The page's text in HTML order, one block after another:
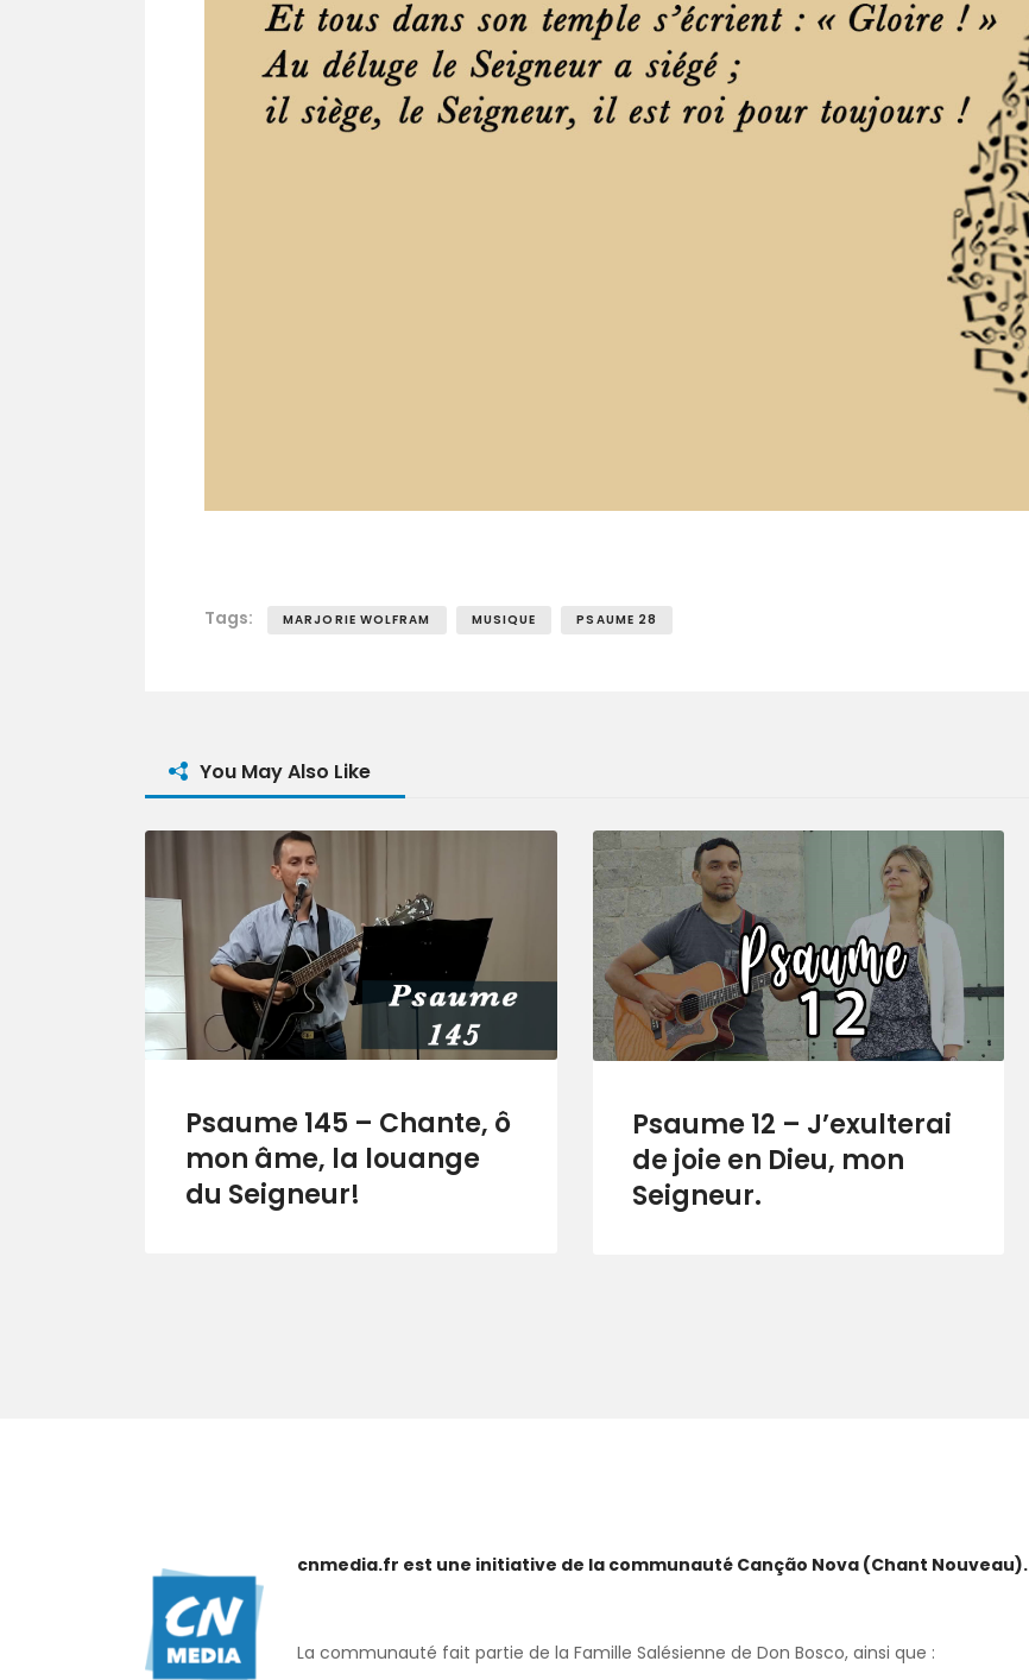
Tags: MARJORIE WOLFRAM MUSIQUE PSAUME 28
You May Also Like
Psaume 145 – Chante, ô
mon âme, la louange
du Seigneur!
Psaume 12 – J’exulterai
de joie en Dieu, mon
Seigneur.
cnmedia.fr est une initiative de la communauté Canção Nova (Chant Nouveau).
La communauté fait partie de la Famille Salésienne de Don Bosco, ainsi que :